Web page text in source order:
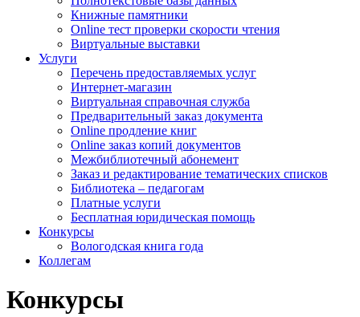
Книжные памятники
Online тест проверки скорости чтения
Виртуальные выставки
Услуги
Перечень предоставляемых услуг
Интернет-магазин
Виртуальная справочная служба
Предварительный заказ документа
Online продление книг
Online заказ копий документов
Межбиблиотечный абонемент
Заказ и редактирование тематических списков
Библиотека – педагогам
Платные услуги
Бесплатная юридическая помощь
Конкурсы
Вологодская книга года
Коллегам
Конкурсы